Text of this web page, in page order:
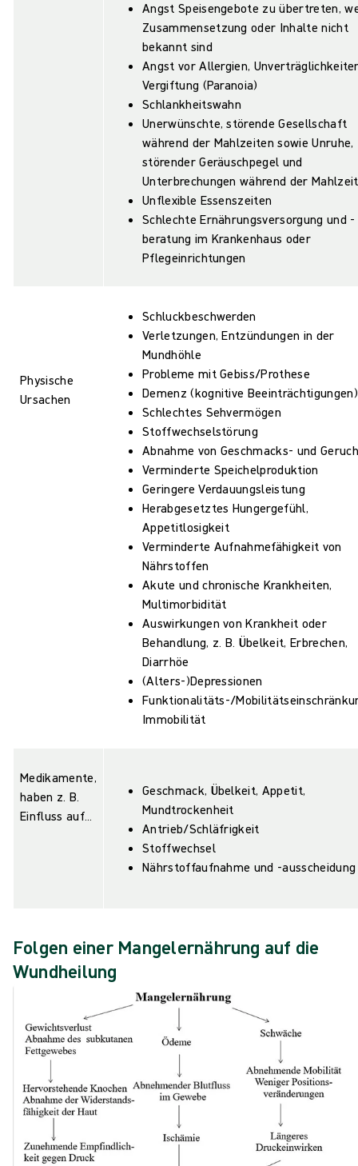
Angst Speisengebote zu übertreten,
Zusammensetzung oder Inhalte nicht
bekannt sind
Angst vor Allergien,
Vergiftung (Paranoia)
Schlankheitswahn
Unerwünschte, störende Gesellschaft
während der Mahlzeiten sowie Unruhe,
störender Geräuschpegel und
Unterbrechungen während der
Unflexible Essenszeiten
Schlechte Ernährungsversorgung und -
beratung im Krankenhaus oder
Pflegeinrichtungen
Physische
Ursachen
Schluckbeschwerden
Verletzungen, Entzündungen in der
Mundhöhle
Probleme mit Gebiss/Prothese
Demenz (kognitive Beeinträchtigungen)
Schlechtes Sehvermögen
Stoffwechselstörung
Abnahme von Geschmacks- und
Verminderte Speichelproduktion
Geringere Verdauungsleistung
Herabgesetztes Hungergefühl,
Appetitlosigkeit
Verminderte Aufnahmefähigkeit von
Nährstoffen
Akute und chronische Krankheiten,
Multimorbidität
Auswirkungen von Krankheit oder
Behandlung, z. B. Übelkeit, Erbrechen,
Diarrhöe
(Alters-)Depressionen
Funktionalitäts-/
Immobilität
Medikamente,
haben z. B.
Einfluss auf…
Geschmack, Übelkeit, Appetit,
Mundtrockenheit
Antrieb/Schläfrigkeit
Stoffwechsel
Nährstoffaufnahme und -ausscheidung
Folgen einer Mangelernährung auf die
Wundheilung